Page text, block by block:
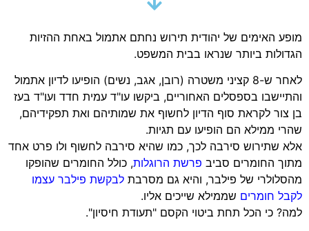
מופע האימים של יהודית תירוש נחתם אתמול באחת ההזיות
הגדולות ביותר שנראו בבית המשפט.
לאחר ש-8 קציני משטרה (רובן, אגב, נשים) הופיעו לדיון אתמול
והתיישבו בספסלים האחוריים, ביקשו עו"ד עמית חדד ועו"ד בעז
בן צור לקראת סוף הדיון לחשוף את שמותיהם ואת תפקידיהם,
שהרי ממילא הם הופיעו עם תגיות.
אלא שתירוש סירבה לכך, כמו שהיא סירבה לחשוף ולו פרט אחד
מתוך החומרים סביב פרשת הרוגלות, כולל החומרים שהופקו
מהסלולרי של פילבר, והיא גם מסרבת לבקשת פילבר עצמו
לקבל חומרים שממילא שייכים אליו.
למה? כי הכל תחת ביטוי הקסם "תעודת חיסיון".